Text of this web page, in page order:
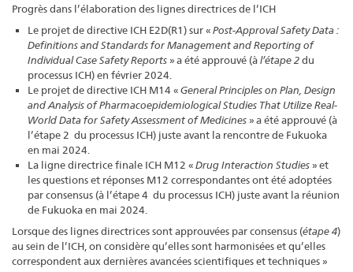
Progrès dans l’élaboration des lignes directrices de l’ICH
Le projet de directive ICH E2D(R1) sur «Post-Approval Safety Data :
Definitions and Standards for Management and Reporting of
Individual Case Safety Reports » a été approuvé (àl’étape 2du
processus ICH) en février 2024.
Le projet de directive ICH M14 «General Principles on Plan, Design
and Analysis of Pharmacoepidemiological Studies That Utilize Real-
World Data for Safety Assessment of Medicines » a été approuvé (à
l’étape 2 du processus ICH) juste avant la rencontre de Fukuoka
en mai 2024.
La ligne directrice finale ICH M12 «Drug Interaction Studies » et
les questions et réponses M12 correspondantes ont été adoptées
par consensus (à l’étape 4 du processus ICH) juste avant la réunion
de Fukuoka en mai 2024.
Lorsque des lignes directrices sont approuvées par consensus (étape 4)
au sein de l’ICH, on considère qu’elles sont harmonisées et qu’elles
correspondent aux dernières avancées scientifiques et techniques »